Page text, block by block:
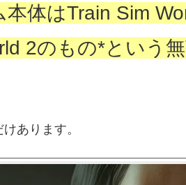
本体はTrain Sim
2のもの*という
あります。